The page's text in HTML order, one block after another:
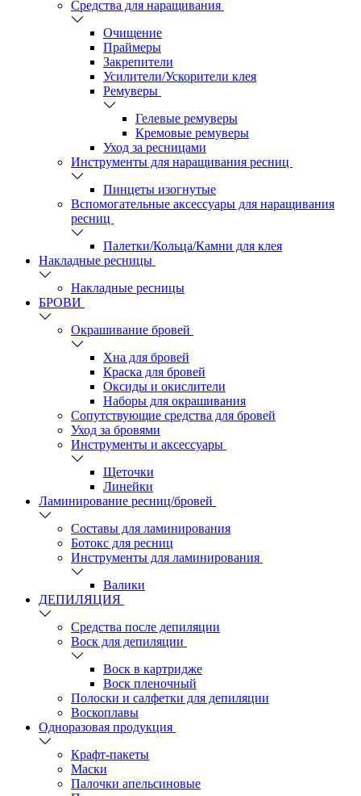
Средства для наращивания
Очищение
Праймеры
Закрепители
Усилители/Ускорители клея
Ремуверы
Гелевые ремуверы
Кремовые ремуверы
Уход за ресницами
Инструменты для наращивания ресниц
Пинцеты изогнутые
Вспомогательные аксессуары для наращивания
ресниц
Палетки/Кольца/Камни для клея
Накладные ресницы
Накладные ресницы
БРОВИ
Окрашивание бровей
Хна для бровей
Краска для бровей
Оксиды и окислители
Наборы для окрашивания
Сопутствующие средства для бровей
Уход за бровями
Инструменты и аксессуары
Щеточки
Линейки
Ламинирование ресниц/бровей
Составы для ламинирования
Ботокс для ресниц
Инструменты для ламинирования
Валики
ДЕПИЛЯЦИЯ
Средства после депиляции
Воск для депиляции
Воск в картридже
Воск пленочный
Полоски и салфетки для депиляции
Воскоплавы
Одноразовая продукция
Крафт-пакеты
Маски
Палочки апельсиновые